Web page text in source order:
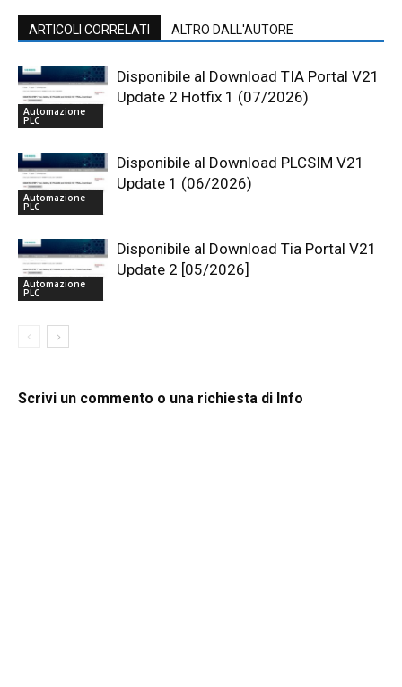
ARTICOLI CORRELATI ALTRO DALL'AUTORE
Automazione
PLC
Disponibile al Download TIA Portal V21
Update 2 Hotfix 1 (07/2026)
Automazione
PLC
Disponibile al Download PLCSIM V21
Update 1 (06/2026)
Automazione
PLC
Disponibile al Download Tia Portal V21
Update 2 [05/2026]
Scrivi un commento o una richiesta di Info